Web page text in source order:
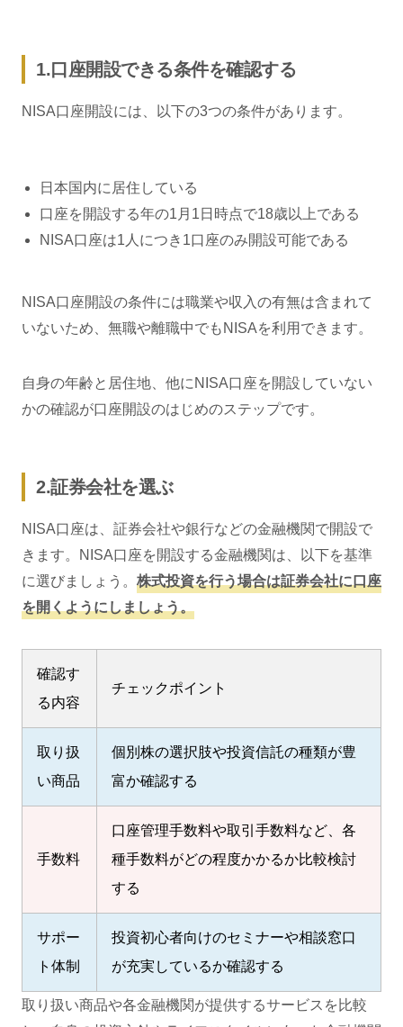
1.口座開設できる条件を確認する
NISA口座開設には、以下の3つの条件があります。
日本国内に居住している
口座を開設する年の1月1日時点で18歳以上である
NISA口座は1人につき1口座のみ開設可能である
NISA口座開設の条件には職業や収入の有無は含まれて
いないため、無職や離職中でもNISAを利用できます。
自身の年齢と居住地、他にNISA口座を開設していない
かの確認が口座開設のはじめのステップです。
2.証券会社を選ぶ
NISA口座は、証券会社や銀行などの金融機関で開設で
きます。NISA口座を開設する金融機関は、以下を基準
に選びましょう。 株式投資を行う場合は証券会社に口座
を開くようにしましょう。
確認す
る内容
チェックポイント
取り扱
い商品
個別株の選択肢や投資信託の種類が豊
富か確認する
手数料
口座管理手数料や取引手数料など、各
種手数料がどの程度かかるか比較検討
する
サポー
ト体制
投資初心者向けのセミナーや相談窓口
が充実しているか確認する
取り扱い商品や各金融機関が提供するサービスを比較